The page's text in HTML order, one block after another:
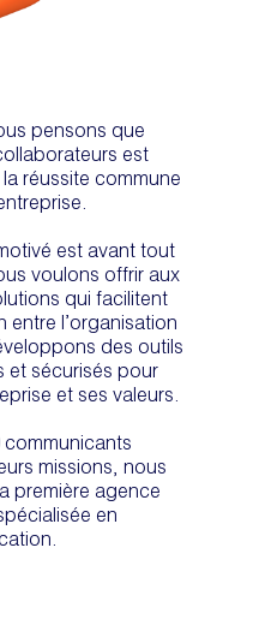
pensons que
est
réussite commune
est avant tout
voulons offrir aux
qui facilitent
entre l’organisation
des outils
et sécurisés pour
et ses valeurs.
missions, nous
première agence
en